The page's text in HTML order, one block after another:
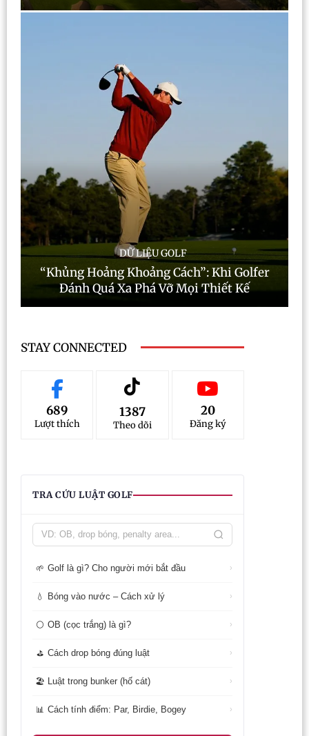
DỮ LIỆU GOLF
“Khủng Hoảng Khoảng Cách”: Khi Golfer
Đánh Quá Xa Phá Vỡ Mọi Thiết Kế
STAY CONNECTED
689
Lượt thích
1387
Theo dõi
20
Đăng ký
TRA CỨU LUẬT GOLF
🌱 Golf là gì? Cho người mới bắt đầu ›
💧 Bóng vào nước – Cách xử lý ›
⚪ OB (cọc trắng) là gì? ›
⛳ Cách drop bóng đúng luật ›
🏖️ Luật trong bunker (hố cát) ›
📊 Cách tính điểm: Par, Birdie, Bogey ›